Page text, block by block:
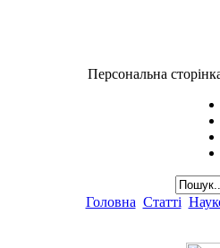
Персональна
Головна Статті